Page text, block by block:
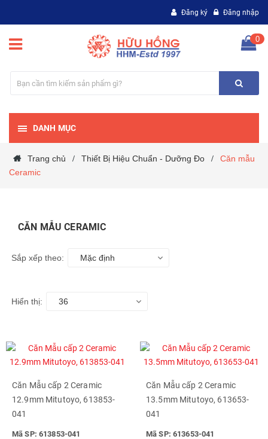
Đăng ký Đăng nhập
0
DANH MỤC
Trang chủ / Thiết Bị Hiệu Chuẩn - Dưỡng Đo /
Căn mẫu
Ceramic
CĂN MẪU CERAMIC
Sắp xếp theo: Mặc định
Hiển thị: 36
Căn Mẫu cấp 2 Ceramic
12.9mm Mitutoyo, 613853-
041
Mã SP: 613853-041
Căn Mẫu cấp 2 Ceramic
13.5mm Mitutoyo, 613653-
041
Mã SP: 613653-041